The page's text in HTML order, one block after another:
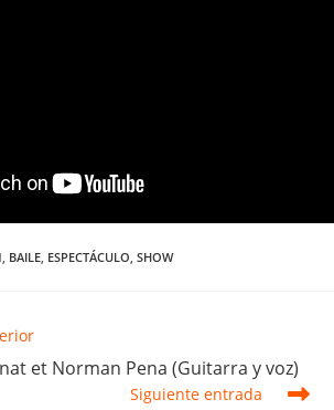
, BAILE, ESPECTÁCULO, SHOW
et Norman Pena (Guitarra y voz)
Siguiente entrada